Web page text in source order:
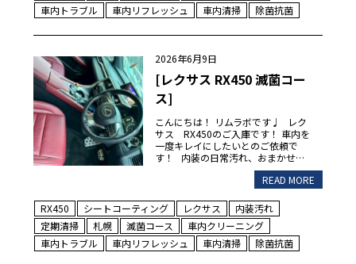
車内トラブル
車内リフレッシュ 車内清掃 除菌抗菌
2026年6月9日
[レクサス RX450 滅菌コー
ス]
こんにちは！ リムラボです♩ レク
サス RX450のご入庫です！ 車内を
一度キレイにしたいとのご依頼で
す！ 内装の日常汚れ、おまかせ…
READ MORE
RX450 シートコーティング レクサス
内装汚れ
定期清掃
札幌 滅菌コース
車内クリーニング
車内トラブル
車内リフレッシュ 車内清掃 除菌抗菌